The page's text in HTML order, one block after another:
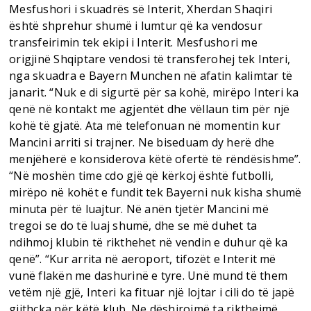
Mesfushori i skuadrës së Interit, Xherdan Shaqiri
është shprehur shumë i lumtur që ka vendosur
transfeirimin tek ekipi i Interit. Mesfushori me
origjinë Shqiptare vendosi të transferohej tek Interi,
nga skuadra e Bayern Munchen në afatin kalimtar të
janarit. “Nuk e di sigurtë për sa kohë, mirëpo Interi ka
qenë në kontakt me agjentët dhe vëllaun tim për një
kohë të gjatë. Ata më telefonuan në momentin kur
Mancini arriti si trajner. Ne biseduam dy herë dhe
menjëherë e konsiderova këtë ofertë të rëndësishme”.
“Në moshën time cdo gjë që kërkoj është futbolli,
mirëpo në kohët e fundit tek Bayerni nuk kisha shumë
minuta për të luajtur. Në anën tjetër Mancini më
tregoi se do të luaj shumë, dhe se më duhet ta
ndihmoj klubin të rikthehet në vendin e duhur që ka
qenë”. “Kur arrita në aeroport, tifozët e Interit më
vunë flakën me dashurinë e tyre. Unë mund të them
vetëm një gjë, Interi ka fituar një lojtar i cili do të japë